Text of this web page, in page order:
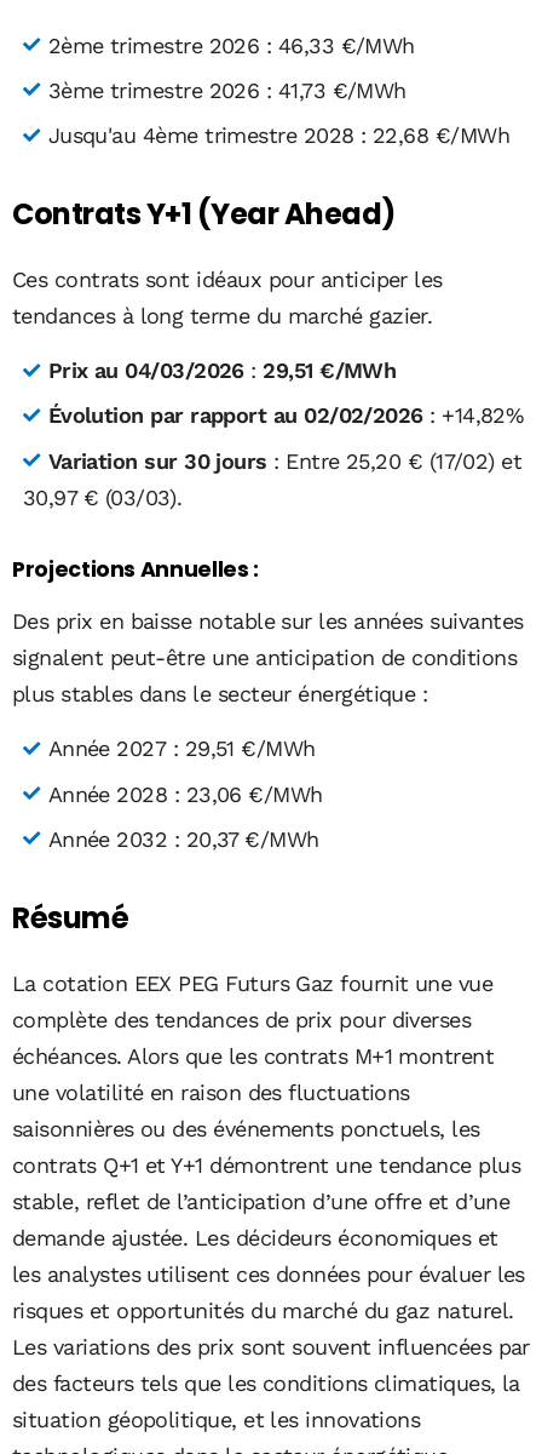
2ème trimestre 2026 : 46,33 €/MWh
3ème trimestre 2026 : 41,73 €/MWh
Jusqu'au 4ème trimestre 2028 : 22,68 €/MWh
Contrats Y+1 (Year Ahead)
Ces contrats sont idéaux pour anticiper les
tendances à long terme du marché gazier.
Prix au 04/03/2026:29,51 €/MWh
Évolution par rapport au 02/02/2026: +14,82%
Variation sur 30 jours : Entre 25,20 € (17/02) et
30,97 € (03/03).
Projections Annuelles :
Des prix en baisse notable sur les années suivantes
signalent peut-être une anticipation de conditions
plus stables dans le secteur énergétique :
Année 2027 : 29,51 €/MWh
Année 2028 : 23,06 €/MWh
Année 2032 : 20,37 €/MWh
Résumé
La cotation EEX PEG Futurs Gaz fournit une vue
complète des tendances de prix pour diverses
échéances. Alors que les contrats M+1 montrent
une volatilité en raison des fluctuations
saisonnières ou des événements ponctuels, les
contrats Q+1 et Y+1 démontrent une tendance plus
stable, reflet de l’anticipation d’une offre et d’une
demande ajustée. Les décideurs économiques et
les analystes utilisent ces données pour évaluer les
risques et opportunités du marché du gaz naturel.
Les variations des prix sont souvent influencées par
des facteurs tels que les conditions climatiques, la
situation géopolitique, et les innovations